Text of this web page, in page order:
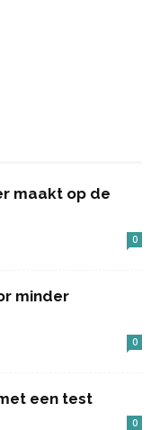
maakt op de
0
minder
0
een test
0